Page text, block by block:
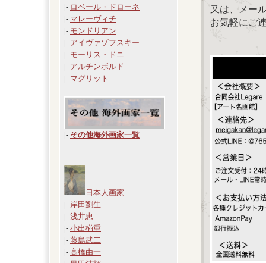
|- ロベール・ドローネ
|- マレーヴィチ
|- モンドリアン
|- アイヴァゾフスキー
|- モーリス・ドニ
|- アルチンボルド
|- マグリット
|- その他海外画家一覧
日本人画家
|- 岸田劉生
|- 浅井忠
|- 小出楢重
|- 藤島武二
|- 高橋由一
又は、メー
お気軽にご